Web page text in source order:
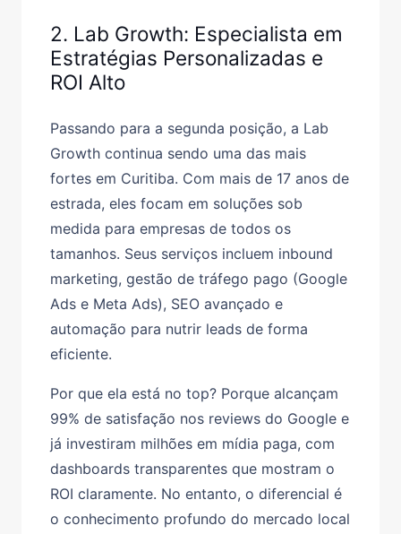
2. Lab Growth: Especialista em
Estratégias Personalizadas e
ROI Alto
Passando para a segunda posição, a Lab
Growth continua sendo uma das mais
fortes em Curitiba. Com mais de 17 anos de
estrada, eles focam em soluções sob
medida para empresas de todos os
tamanhos. Seus serviços incluem inbound
marketing, gestão de tráfego pago (Google
Ads e Meta Ads), SEO avançado e
automação para nutrir leads de forma
eficiente.
Por que ela está no top? Porque alcançam
99% de satisfação nos reviews do Google e
já investiram milhões em mídia paga, com
dashboards transparentes que mostram o
ROI claramente. No entanto, o diferencial é
o conhecimento profundo do mercado local